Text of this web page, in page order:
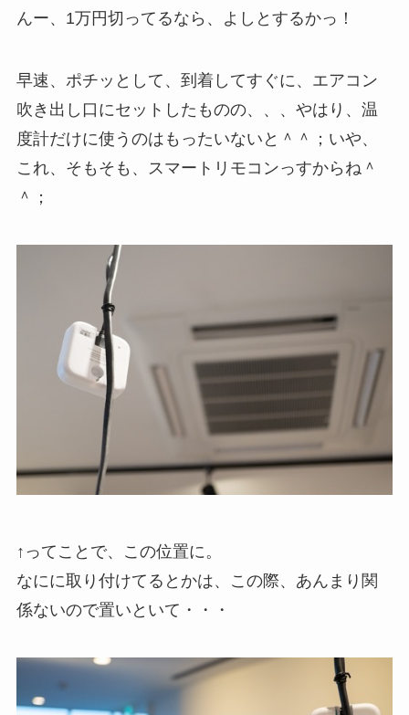
んー、1万円切ってるなら、よしとするかっ！
早速、ポチッとして、到着してすぐに、エアコン
吹き出し口にセットしたものの、、、やはり、温
度計だけに使うのはもったいないと＾＾；いや、
これ、そもそも、スマートリモコンっすからね＾
＾；
↑ってことで、この位置に。
なにに取り付けてるとかは、この際、あんまり関
係ないので置いといて・・・